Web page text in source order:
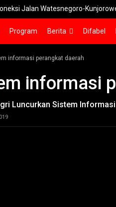
Jalan Watesnegoro-Kunjorowesi
Program Berita Difabel
informasi perangkat daerah
informasi
Luncurkan Sistem